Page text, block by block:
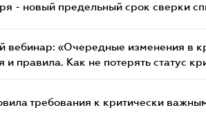
- новый предельный срок сверки
вебинар: «Очередные изменения в
и правила. Как не потерять статус
требования к критически